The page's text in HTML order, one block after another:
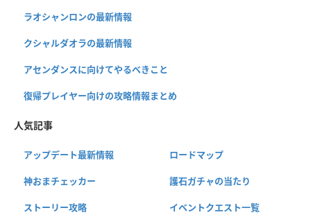
ラオシャンロンの最新情報
クシャルダオラの最新情報
アセンダンスに向けてやるべきこと
復帰プレイヤー向けの攻略情報まとめ
人気記事
アップデート最新情報 ロードマップ
神おまチェッカー 護石ガチャの当たり
ストーリー攻略 イベントクエスト一覧